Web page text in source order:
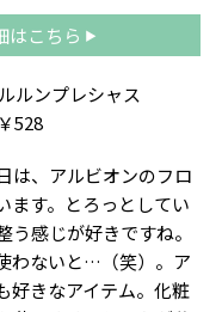
はこちら
ルンプレシャス
528
は、アルビオンのフロ
ます。とろっとしてい
感じが好きですね。
わないと…（笑）。ア
好きなアイテム。化粧